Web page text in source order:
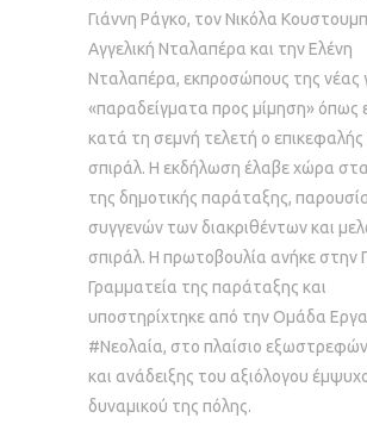
Γιάννη Ράγκο, τον Νικόλα
Αγγελική Νταλαπέρα και την Ελένη
Νταλαπέρα, εκπροσώπους της νέας
«παραδείγματα προς μίμηση» όπως
κατά τη σεμνή τελετή ο επικεφαλής
σπιράλ. Η εκδήλωση έλαβε χώρα
της δημοτικής παράταξης,
συγγενών των διακριθέντων και
σπιράλ. Η πρωτοβουλία ανήκε στην
Γραμματεία της παράταξης και
υποστηρίχτηκε από την Ομάδα
#Νεολαία, στο πλαίσιο
και ανάδειξης του αξιόλογου
δυναμικού της πόλης.